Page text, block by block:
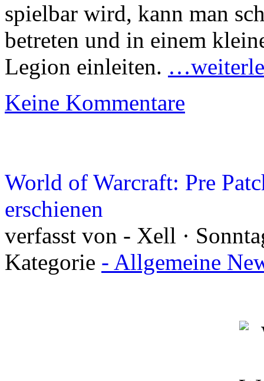
spielbar wird, kann man
betreten und in einem
Legion einleiten.
Keine Kommentare
World of Warcraft: Pre
erschienen
verfasst von - Xell ·
Kategorie - Allgemeine